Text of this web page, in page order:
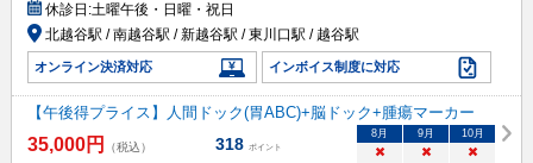
休診日:土曜午後・日曜・祝日
北越谷駅 / 南越谷駅 / 新越谷駅 / 東川口駅 / 越谷駅
オンライン決済対応 インボイス制度に対応
【午後得プライス】人間ドック(胃ABC)+脳ドック+腫瘍マーカー
35,000円 （税込） 318 ポイント
8月 9月 10月
× × ×